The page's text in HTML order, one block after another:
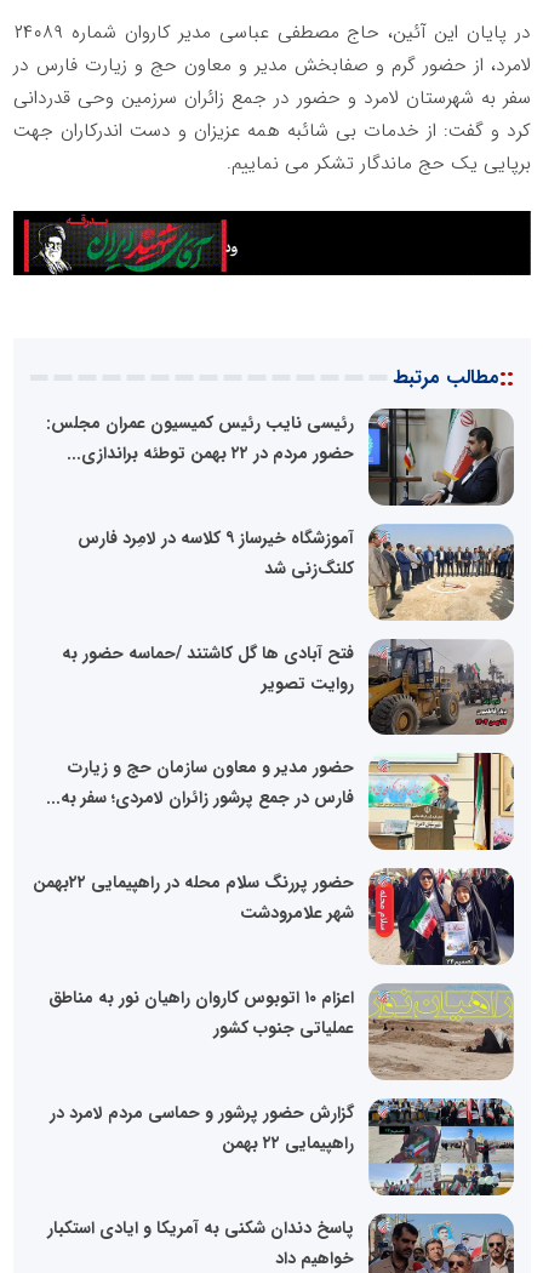
در پایان این آئین، حاج مصطفی عباسی مدیر کاروان شماره ۲۴۰۸۹
لامرد، از حضور گرم و صفابخش مدیر و معاون حج و زیارت فارس در
سفر به شهرستان لامرد و حضور در جمع زائران سرزمین وحی قدردانی
کرد و گفت: از خدمات بی شائبه همه عزیزان و دست اندرکاران جهت
برپایی یک حج ماندگار تشکر می نماییم.
::مطالب مرتبط
رئیسی نایب رئیس کمیسیون عمران مجلس:
حضور مردم در ۲۲ بهمن توطئه براندازی...
آموزشگاه خیرساز ۹ کلاسه در لامِرد فارس
کلنگ‌زنی شد
فتح آبادی ها گل کاشتند /حماسه حضور به
روایت تصویر
حضور مدیر و معاون سازمان حج و زیارت
فارس در جمع پرشور زائران لامردی؛ سفر به...
حضور پررنگ سلام محله در راهپیمایی ۲۲بهمن
شهر علامرودشت
اعزام ۱۰ اتوبوس کاروان راهیان نور به مناطق
عملیاتی جنوب کشور
گزارش حضور پرشور و حماسی مردم لامرد در
راهپیمایی ۲۲ بهمن
پاسخ دندان شکنی به آمریکا و ایادی استکبار
خواهیم داد